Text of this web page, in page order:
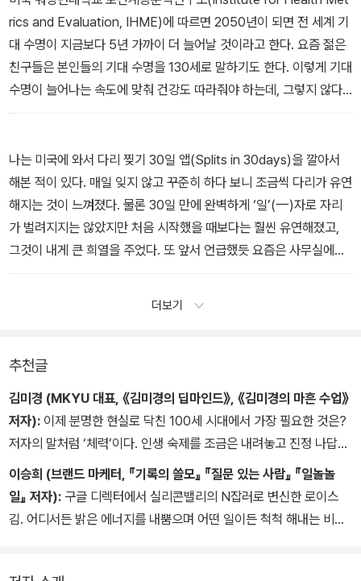
rics and Evaluation, IHME)에 따르면 2050년이 되면 전 세계 기
대 수명이 지금보다 5년 가까이 더 늘어날 것이라고 한다. 요즘 젊은
친구들은 본인들의 기대 수명을 130세로 말하기도 한다. 이렇게 기대
수명이 늘어나는 속도에 맞춰 건강도 따라줘야 하는데, 그렇지 않다
는 것이 문제다. 여기저기 아픈 채 골골대며 사는 시간만 길어질 수 있
요한 것은 건강하게 사는 것이다. 그러려면 건강한 근육이 토대가 되
어주어야 한다. 결국 ‘근육의 양=삶의 질’이라는 공식이 나온다. 앞으
로는 ‘연금보다 근육’이다.
---「56세에 근력운동에 도전한 이유」중에서
나는 미국에 와서 다리 찢기 30일 앱(Splits in 30days)을 깔아서
해본 적이 있다. 매일 잊지 않고 꾸준히 하다 보니 조금씩 다리가 유연
해지는 것이 느껴졌다. 물론 30일 만에 완벽하게 ‘일’(一)자로 자리
가 벌려지지는 않았지만 처음 시작했을 때보다는 훨씬 유연해졌고,
그것이 내게 큰 희열을 주었다. 또 앞서 언급했듯 요즘은 사무실에서
도 팔굽혀펴기 기구를 잘 보이는 곳에 두고 화장실에 갔다올 때마다
더보기
추천글
김미경 (MKYU 대표, 《김미경의 딥마인드》, 《김미경의 마흔 수업》
저자): 이제 분명한 현실로 닥친 100세 시대에서 가장 필요한 것은?
저자의 말처럼 ‘체력’이다. 인생 숙제를 조금은 내려놓고 진정 나답게
살고자 할 때 체력이 받쳐주지 않으면 아무것도 시작할 수 없다. 이 책
은 느슨해진 마음과 근육을 팽팽히 당길 수 있는 훌륭한 동기부여 책
이다. 나이 핑계 대는 내 모습이 슬슬 지겨워진다면 일단 이 책부터 읽
이승희 (브랜드 마케터, 『기록의 쓸모』 『질문 있는 사람』 『일놀놀
일』 저자): 구글 디렉터에서 실리콘밸리의 N잡러로 변신한 로이스
김. 어디서든 밝은 에너지를 내뿜으며 어떤 일이든 척척 해내는 비결